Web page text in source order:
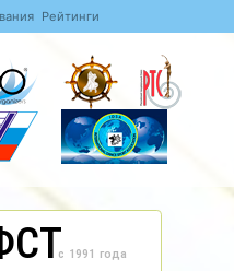
Рейтинги
c 1991 года